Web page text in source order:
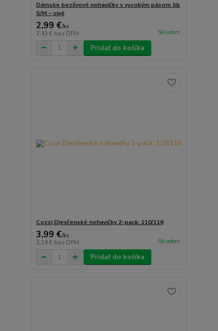
Dámske bezšvové nohavičky s vysokým pásom Sb
S/M – sivé
2,99 €/ks
2,43 € bez DPH Skladom
Pridať do košíka
Cozzi Dievčenské nohavičky 2-pack: 110/116
3,99 €/ks
3,24 € bez DPH Skladom
Pridať do košíka